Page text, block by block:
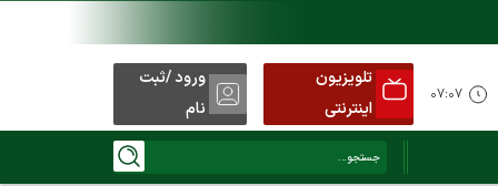
تلویزیون
اینترنتی
ورود /ثبت
نام